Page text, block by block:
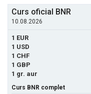
Curs oficial BNR
10.08.2026
1 EUR
1 USD
1 CHF
1 GBP
1 gr. aur
Curs BNR complet